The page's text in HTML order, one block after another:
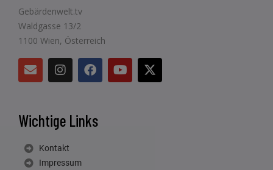
Gebärdenwelt.tv
Waldgasse 13/2
1100 Wien, Österreich
Wichtige Links
Kontakt
Impressum